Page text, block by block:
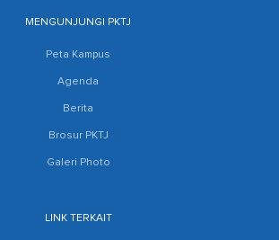
MENGUNJUNGI PKTJ
Peta Kampus
Agenda
Berita
Brosur PKTJ
Galeri Photo
LINK TERKAIT